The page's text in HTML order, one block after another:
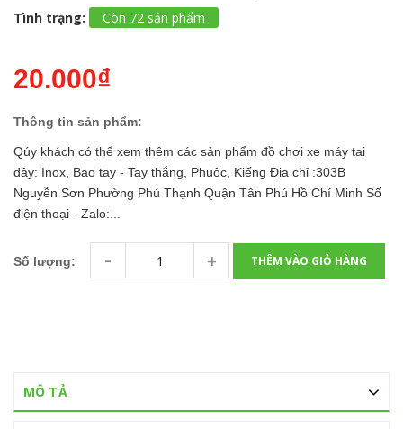
Tình trạng: Còn 72 sản phẩm
20.000₫
Thông tin sản phẩm:
Qúy khách có thể xem thêm các sản phẩm đồ chơi xe máy tai
đây: Inox, Bao tay - Tay thắng, Phuộc, Kiếng Địa chỉ :303B
Nguyễn Sơn Phường Phú Thạnh Quận Tân Phú Hồ Chí Minh Số
điện thoại - Zalo:...
Số lượng: - + THÊM VÀO GIỎ HÀNG
MÔ TẢ